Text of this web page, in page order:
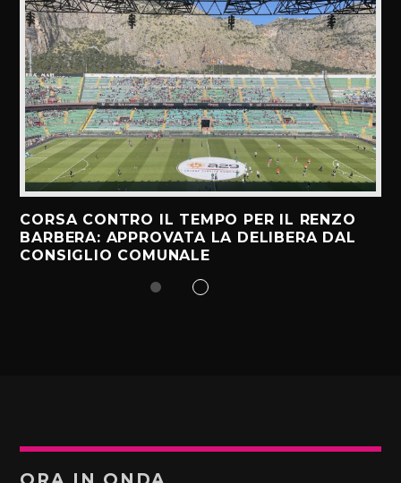
CORSA CONTRO IL TEMPO PER IL RENZO
BARBERA: APPROVATA LA DELIBERA DAL
CONSIGLIO COMUNALE